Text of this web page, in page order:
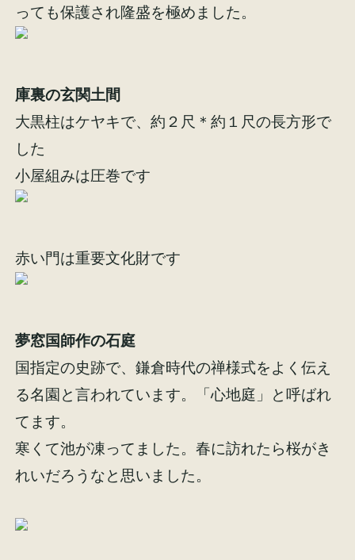
っても保護され隆盛を極めました。
庫裏の玄関土間
大黒柱はケヤキで、約２尺＊約１尺の長方形で
した
小屋組みは圧巻です
赤い門は重要文化財です
夢窓国師作の石庭
国指定の史跡で、鎌倉時代の禅様式をよく伝え
る名園と言われています。「心地庭」と呼ばれ
てます。
寒くて池が凍ってました。春に訪れたら桜がき
れいだろうなと思いました。
会社概要 家づくりコラム
イベント情報
資料請求